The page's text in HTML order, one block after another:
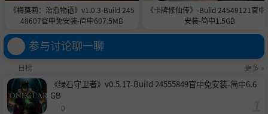
《梅莫莉：治愈物语》v1.0.3-Build 245
48607官中免安装-简中607.5MB
《卡牌修仙传》-Build 24549121官中
安装-简中1.5GB
参与讨论聊一聊
日榜 更多 »
《绿石守卫者》v0.5.17-Build 24555849官中免安装-简中6.6
GB
0